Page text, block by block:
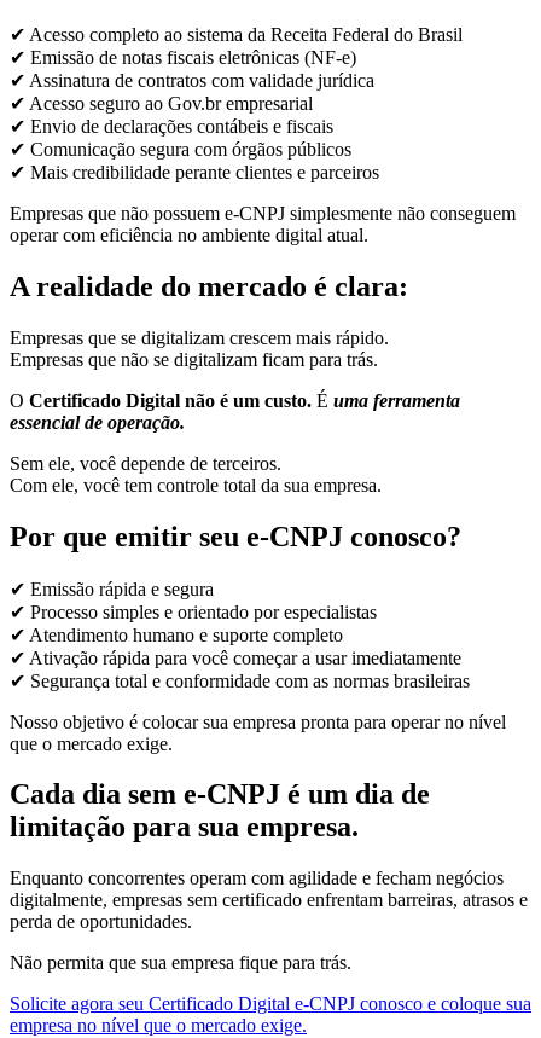
✔ Acesso completo ao sistema da Receita Federal do Brasil
✔ Emissão de notas fiscais eletrônicas (NF-e)
✔ Assinatura de contratos com validade jurídica
✔ Acesso seguro ao Gov.br empresarial
✔ Envio de declarações contábeis e fiscais
✔ Comunicação segura com órgãos públicos
✔ Mais credibilidade perante clientes e parceiros
Empresas que não possuem e-CNPJ simplesmente não conseguem
operar com eficiência no ambiente digital atual.
A realidade do mercado é clara:
Empresas que se digitalizam crescem mais rápido.
Empresas que não se digitalizam ficam para trás.
O Certificado Digital não é um custo. É uma ferramenta
essencial de operação.
Sem ele, você depende de terceiros.
Com ele, você tem controle total da sua empresa.
Por que emitir seu e-CNPJ conosco?
✔ Emissão rápida e segura
✔ Processo simples e orientado por especialistas
✔ Atendimento humano e suporte completo
✔ Ativação rápida para você começar a usar imediatamente
✔ Segurança total e conformidade com as normas brasileiras
Nosso objetivo é colocar sua empresa pronta para operar no nível
que o mercado exige.
Cada dia sem e-CNPJ é um dia de
limitação para sua empresa.
Enquanto concorrentes operam com agilidade e fecham negócios
digitalmente, empresas sem certificado enfrentam barreiras, atrasos e
perda de oportunidades.
Não permita que sua empresa fique para trás.
Solicite agora seu Certificado Digital e-CNPJ conosco e coloque sua
empresa no nível que o mercado exige.